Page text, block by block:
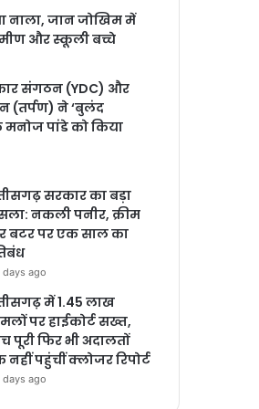
नाला, जान जोखिम में
और स्कूली बच्चे
संगठन (YDC) और
(तर्पण) ने ‘बुलंद
पांडे को किया
सरकार का बड़ा
नकली पनीर, क्रीम
बटर पर एक साल का
days ago
में 1.45 लाख
पर हाईकोर्ट सख्त,
पूरी फिर भी अदालतों
नहीं पहुंचीं क्लोजर रिपोर्ट
days ago